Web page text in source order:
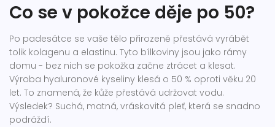
Co se v pokožce děje po 50?
Po padesátce se vaše tělo přirozeně přestává vyrábět
tolik kolagenu a elastinu. Tyto bílkoviny jsou jako rámy
domu - bez nich se pokožka začne ztrácet a klesat.
Výroba hyaluronové kyseliny klesá o 50 % oproti věku 20
let. To znamená, že kůže přestává udržovat vodu.
Výsledek? Suchá, matná, vráskovitá pleť, která se snadno
podráždí.